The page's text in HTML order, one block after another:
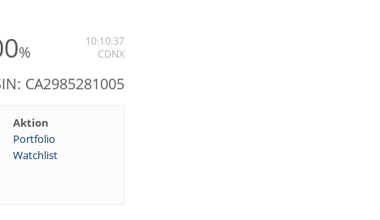
%
10:10:37
CDNX
CA2985281005
Aktion
Portfolio
Watchlist